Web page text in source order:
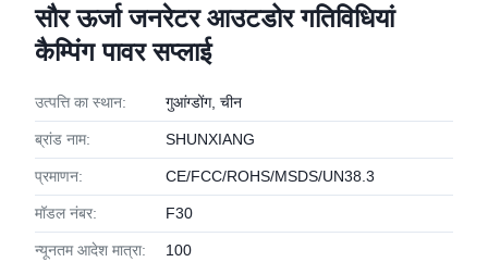
सौर ऊर्जा जनरेटर आउटडोर गतिविधियां
कैम्पिंग पावर सप्लाई
उत्पत्ति का स्थान: गुआंग्डोंग, चीन
ब्रांड नाम: SHUNXIANG
प्रमाणन: CE/FCC/ROHS/MSDS/UN38.3
मॉडल नंबर: F30
न्यूनतम आदेश मात्रा: 100